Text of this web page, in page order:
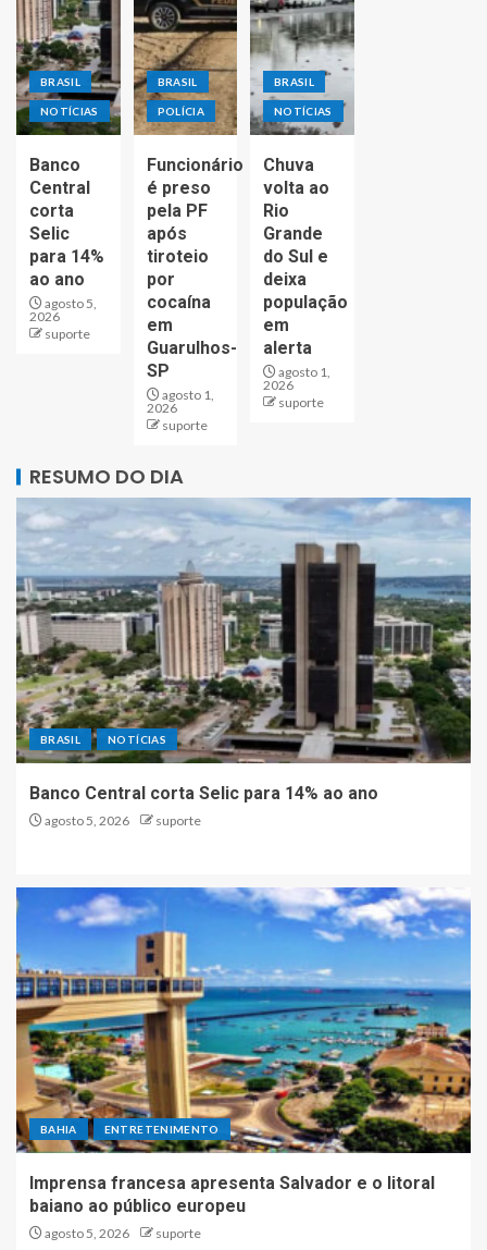
BRASIL
NOTÍCIAS
Banco
Central
corta
Selic
para 14%
ao ano
agosto 5,
2026
suporte
BRASIL
POLÍCIA
Funcionário
é preso
pela PF
após
tiroteio
por
cocaína
em
Guarulhos-
SP
agosto 1,
2026
suporte
BRASIL
NOTÍCIAS
Chuva
volta ao
Rio
Grande
do Sul e
deixa
população
em
alerta
agosto 1,
2026
suporte
RESUMO DO DIA
BRASIL NOTÍCIAS
Banco Central corta Selic para 14% ao ano
agosto 5, 2026 suporte
BAHIA ENTRETENIMENTO
Imprensa francesa apresenta Salvador e o litoral
baiano ao público europeu
agosto 5, 2026 suporte